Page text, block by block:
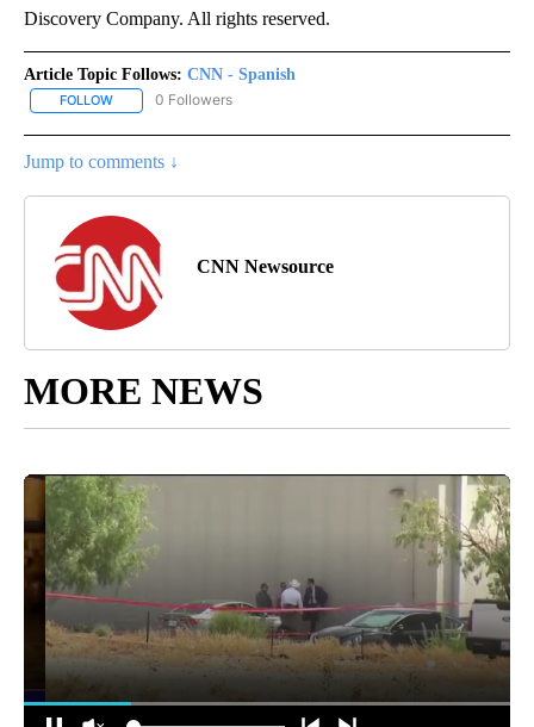
Discovery Company. All rights reserved.
Article Topic Follows: CNN - Spanish
FOLLOW FOLLOW "CNN - SPANISH" TO RECEIVE NOTIFICATIONS ABOUT
0 Followers
Jump to comments ↓
CNN Newsource
MORE NEWS